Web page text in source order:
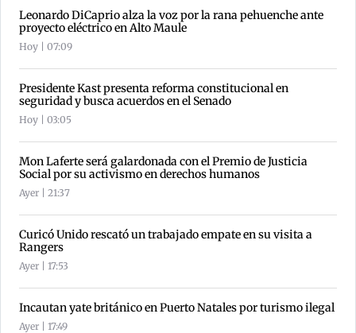
Leonardo DiCaprio alza la voz por la rana pehuenche ante
proyecto eléctrico en Alto Maule
Hoy | 07:09
Presidente Kast presenta reforma constitucional en
seguridad y busca acuerdos en el Senado
Hoy | 03:05
Mon Laferte será galardonada con el Premio de Justicia
Social por su activismo en derechos humanos
Ayer | 21:37
Curicó Unido rescató un trabajado empate en su visita a
Rangers
Ayer | 17:53
Incautan yate británico en Puerto Natales por turismo ilegal
Ayer | 17:49